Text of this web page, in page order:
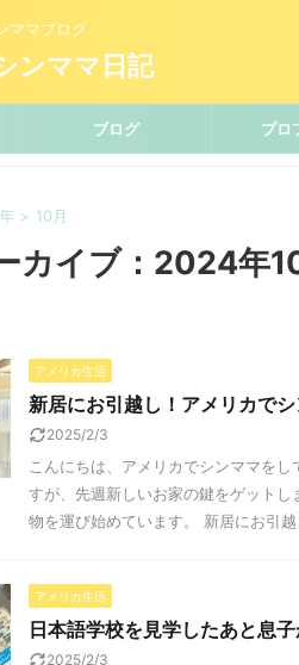
ママブログ
ンママ日記
ブログ プロ
> 10月
カイブ：2024年
アメリカ生活
新居にお引越し！アメリカで
2025/2/3
こんにちは、アメリカでシンママを
すが、先週新しいお家の鍵をゲット
物を運び始めています。 新居にお引
アメリカ生活
日本語学校を見学したあと息
2025/2/3